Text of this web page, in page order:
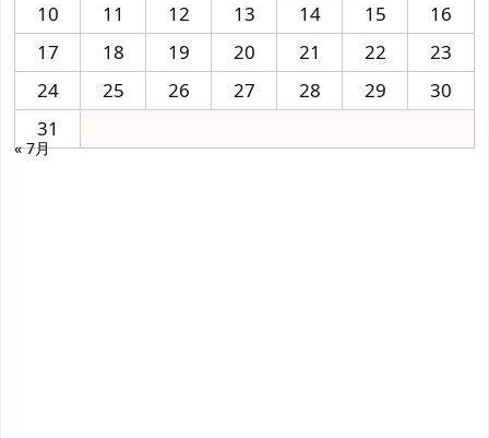
10
11 12 13 14 15
16
17
18 19 20 21 22
23
24
25 26 27 28 29
30
31
« 7月